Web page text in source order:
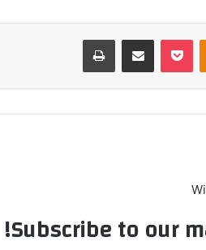
Odnoklassniki
بوكيت مشاركة عبر البريد طباعة
Subscribe to our